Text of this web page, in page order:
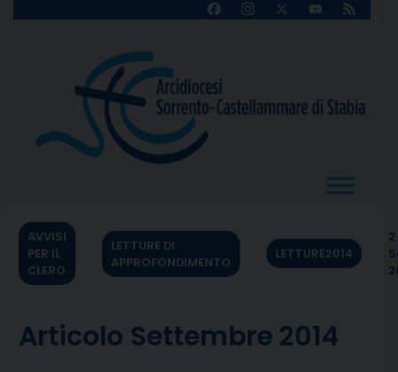
FacebookInstagram
X
YouTube
Feed
AVVISI
PER IL
CLERO
LETTURE DI
APPROFONDIMENTO
LETTURE2014
2
Articolo Settembre 2014